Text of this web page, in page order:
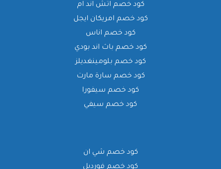
كود خصم اتش اند ام
كود خصم امريكان ايجل
كود خصم اناس
كود خصم باث اند بودي
كود خصم بلومينغديلز
كود خصم سارة مارت
كود خصم سيفورا
كود خصم سيفي
كود خصم شي ان
كود خصم فورديل